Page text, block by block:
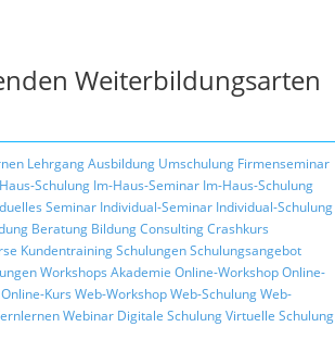
Weiterbildungsarten
LehrgangAusbildung Umschulung Firmenseminar
Schulung Im-Haus-Seminar Im-Haus-Schulung
Seminar Individual-Seminar Individual-Schulung
Beratung BildungConsultingCrashkurs
KundentrainingSchulungenSchulungsangebot
Workshops Akademie Online-WorkshopOnline-
Online-Kurs Web-WorkshopWeb-SchulungWeb-
Webinar Digitale SchulungVirtuelle Schulung